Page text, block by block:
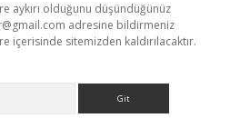
aykırı olduğunu düşündüğünüz
adresine bildirmeniz
içerisinde sitemizden kaldırılacaktır.